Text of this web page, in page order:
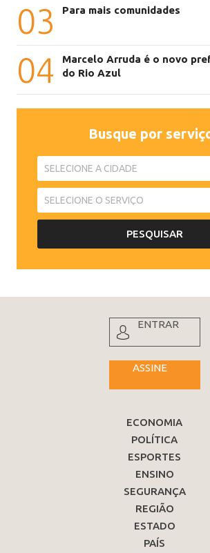
03 Para mais comunidades
04
Marcelo Arruda é o novo
do Rio Azul
Busque por
ENTRAR
ASSINE
ECONOMIA
POLÍTICA
ESPORTES
ENSINO
SEGURANÇA
REGIÃO
ESTADO
PAÍS